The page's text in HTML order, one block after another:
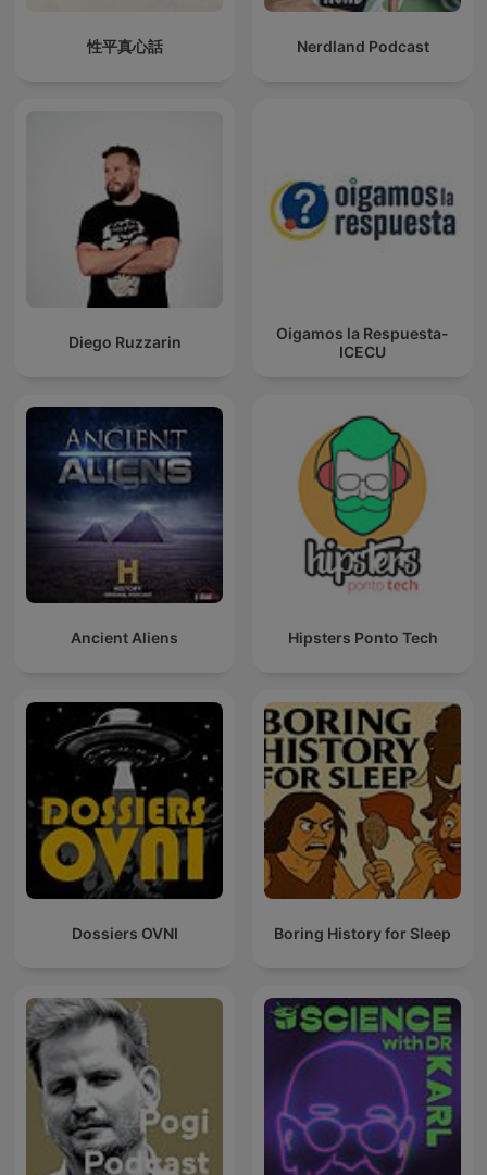
性平真心話 Nerdland Podcast
Diego Ruzzarin
Oigamos la Respuesta-
ICECU
Ancient Aliens Hipsters Ponto Tech
Dossiers OVNI Boring History for Sleep